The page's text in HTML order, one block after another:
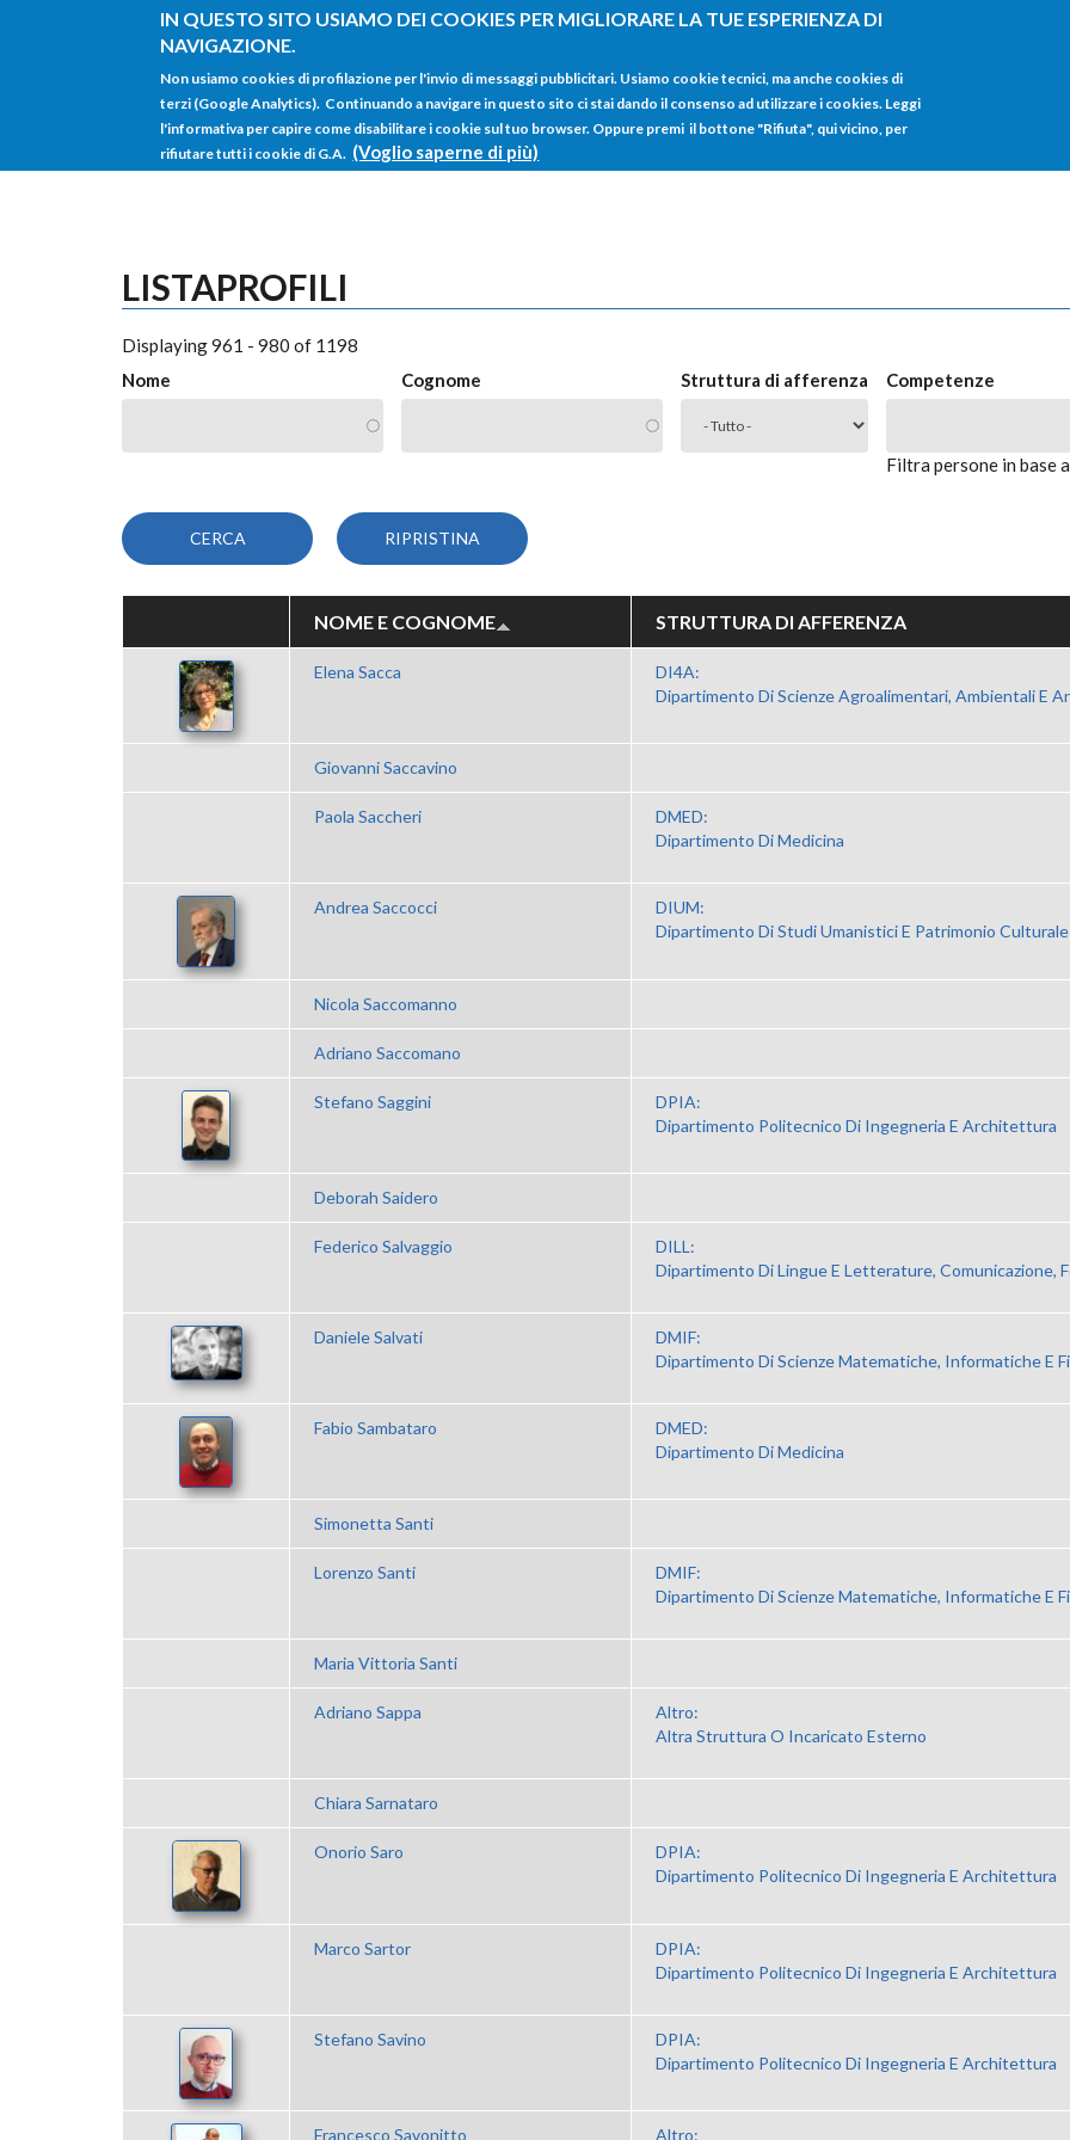
IN QUESTO SITO USIAMO DEI COOKIES PER MIGLIORARE LA TUE ESPERIENZA DI
NAVIGAZIONE.
Non usiamo cookies di profilazione per l'invio di messaggi pubblicitari. Usiamo cookie tecnici, ma anche cookies di
terzi (Google Analytics). Continuando a navigare in questo sito ci stai dando il consenso ad utilizzare i cookies. Leggi
l'informativa per capire come disabilitare i cookie sul tuo browser. Oppure premi il bottone "Rifiuta", qui vicino, per
rifiutare tutti i cookie di G.A. (Voglio saperne di più)
Salta al contenuto principale
HOME
LISTAPROFILI
Displaying 961 - 980 of 1198
Nome
Cognome Struttura di afferenza Competenze
Filtra persone in base
NOME E COGNOME STRUTTURA DI AFFERENZA
Elena Sacca
DI4A:
Dipartimento Di Scienze Agroalimentari, Ambientali E
Giovanni Saccavino
Paola Saccheri
DMED:
Dipartimento Di Medicina
Andrea Saccocci
DIUM:
Dipartimento Di Studi Umanistici E Patrimonio Culturale
Nicola Saccomanno
Adriano Saccomano
Stefano Saggini
DPIA:
Dipartimento Politecnico Di Ingegneria E Architettura
Deborah Saidero
Federico Salvaggio
DILL:
Dipartimento Di Lingue E Letterature, Comunicazione,
Daniele Salvati
DMIF:
Dipartimento Di Scienze Matematiche, Informatiche E
Fabio Sambataro
DMED:
Dipartimento Di Medicina
Simonetta Santi
Lorenzo Santi
DMIF:
Dipartimento Di Scienze Matematiche, Informatiche E
Maria Vittoria Santi
Adriano Sappa
Altro:
Altra Struttura O Incaricato Esterno
Chiara Sarnataro
Onorio Saro
DPIA:
Dipartimento Politecnico Di Ingegneria E Architettura
Marco Sartor
DPIA:
Dipartimento Politecnico Di Ingegneria E Architettura
Stefano Savino
DPIA:
Dipartimento Politecnico Di Ingegneria E Architettura
Francesco Savonitto Altro: